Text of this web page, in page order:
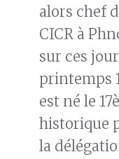
alors chef
CICR à
sur ces
printemps
est né le
historique
la